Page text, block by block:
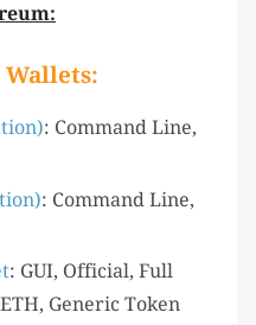
: Command Line,
: Command Line,
: GUI, Official, Full
Generic Token